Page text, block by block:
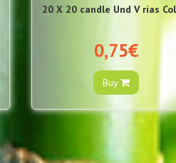
20 X 20 candle Und V rias
0,75€
Buy